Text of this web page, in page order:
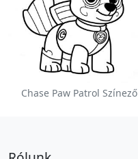
Chase Paw Patrol Színező